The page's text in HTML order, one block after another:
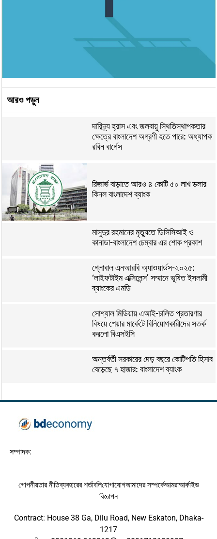
আরও পড়ুন
দারিদ্র্য হ্রাস এবং জলবায়ু স্থিতিস্থাপকতার
ক্ষেত্রে বাংলাদেশ অগ্রণী হতে পারে: অধ্যাপক
রবিন বার্গেস
রিজার্ভ বাড়াতে আরও ৪ কোটি ৫০ লাখ ডলার
কিনল বাংলাদেশ ব্যাংক
মাসুদুর রহমানের মৃত্যুতে ডিসিসিআই ও
কানাডা-বাংলাদেশ চেম্বার এর শোক প্রকাশ
গ্লোবাল এনআরবি অ্যাওয়ার্ডস-২০২৫:
‘লাইফটাইম এক্সিলেন্স’ সম্মানে ভূষিত ইসলামী
ব্যাংকের এমডি
সোশ্যাল মিডিয়ায় এআই-চালিত প্রতারণার
বিষয়ে শেয়ার মার্কেটে বিনিয়োগকারীদের সতর্ক
করলো বিএসইসি
অন্তর্বর্তী সরকারের দেড় বছরে কোটিপতি হিসাব
বেড়েছে ৭ হাজার: বাংলাদেশ ব্যাংক
সম্পাদক:
গোপনীয়তার নীতিব্যবহারের শর্তাবলিযোগাযোগআমাদের সম্পর্কেআমরাআর্কাইভ
বিজ্ঞাপন
Contract: House 38 Ga, Dilu Road, New Eskaton, Dhaka-
1217